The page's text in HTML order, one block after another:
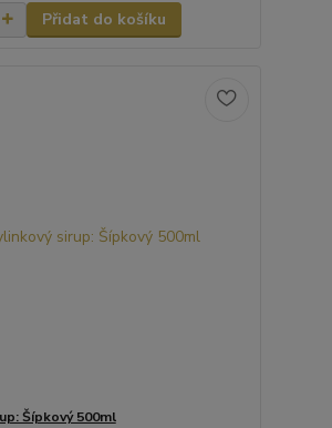
Přidat do košíku
Šípkový 500ml